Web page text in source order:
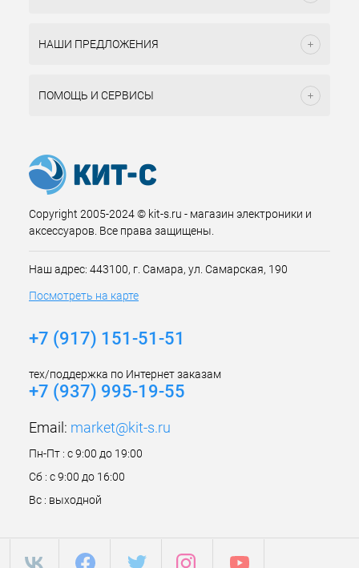
НАШИ ПРЕДЛОЖЕНИЯ
ПОМОЩЬ И СЕРВИСЫ
Copyright 2005-2024 © kit-s.ru - магазин электроники и
аксессуаров. Все права защищены.
Наш адрес: 443100, г. Самара, ул. Самарская, 190
Посмотреть на карте
+7 (917) 151-51-51
тех/поддержка по Интернет заказам
+7 (937) 995-19-55
Email: market@kit-s.ru
Пн-Пт : с 9:00 до 19:00
Сб : с 9:00 до 16:00
Вс : выходной